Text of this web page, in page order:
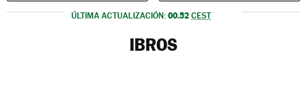
ÚLTIMA ACTUALIZACIÓN: 00.52 CEST
IBROS